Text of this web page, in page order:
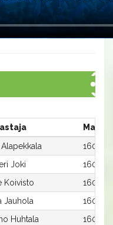
Alapekkala
1600:5
Joki
1600:6
Koivisto
1600:4
Jauhola
1600:8
Huhtala
1600:1